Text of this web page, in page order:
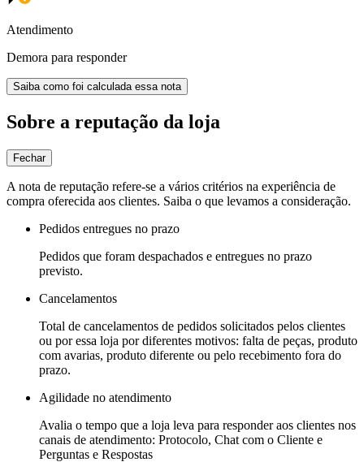
Atendimento
Demora para responder
Saiba como foi calculada essa nota
Sobre a reputação da loja
Fechar
A nota de reputação refere-se a vários critérios na experiência de
compra oferecida aos clientes. Saiba o que levamos a consideração.
Pedidos entregues no prazo
Pedidos que foram despachados e entregues no prazo
previsto.
Cancelamentos
Total de cancelamentos de pedidos solicitados pelos clientes
ou por essa loja por diferentes motivos: falta de peças, produto
com avarias, produto diferente ou pelo recebimento fora do
prazo.
Agilidade no atendimento
Avalia o tempo que a loja leva para responder aos clientes nos
canais de atendimento: Protocolo, Chat com o Cliente e
Perguntas e Respostas